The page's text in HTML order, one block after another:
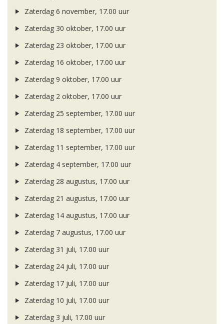
Zaterdag 6 november, 17.00 uur
Zaterdag 30 oktober, 17.00 uur
Zaterdag 23 oktober, 17.00 uur
Zaterdag 16 oktober, 17.00 uur
Zaterdag 9 oktober, 17.00 uur
Zaterdag 2 oktober, 17.00 uur
Zaterdag 25 september, 17.00 uur
Zaterdag 18 september, 17.00 uur
Zaterdag 11 september, 17.00 uur
Zaterdag 4 september, 17.00 uur
Zaterdag 28 augustus, 17.00 uur
Zaterdag 21 augustus, 17.00 uur
Zaterdag 14 augustus, 17.00 uur
Zaterdag 7 augustus, 17.00 uur
Zaterdag 31 juli, 17.00 uur
Zaterdag 24 juli, 17.00 uur
Zaterdag 17 juli, 17.00 uur
Zaterdag 10 juli, 17.00 uur
Zaterdag 3 juli, 17.00 uur